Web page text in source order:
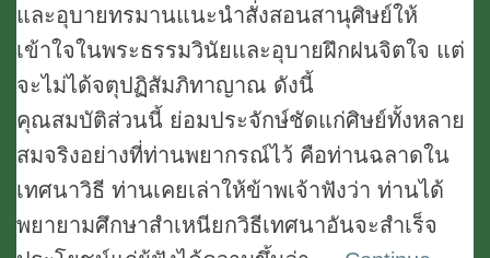
ฌาปนกิจ
ของ
พระ
อาจารย์
มั่น
ภู
ริ
และอุบายทรมานแนะนำสั่งสอนสานุศิษย์ให้
เข้าใจในพระธรรมวินัยและอุบายฝึกฝนจิตใจ แต่
จะไม่ได้จตุปฏิสัมภิทาญาณ ดังนี้
คุณสมบัติส่วนนี้ ย่อมประจักษ์ชัดแก่ศิษย์ทั้งหลาย
สมจริงอย่างที่ท่านพยากรณ์ไว้ คือท่านฉลาดใน
เทศนาวิธี ท่านเคยเล่าให้ข้าพเจ้าฟังว่า ท่านได้
พยายามศึกษาสำเหนียกวิธีเทศนาอันจะสำเร็จ